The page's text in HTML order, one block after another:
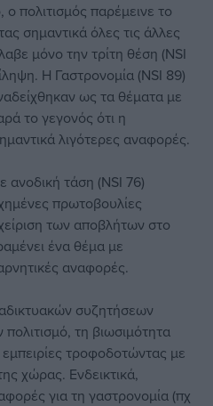
ο πολιτισμός παρέμεινε το
σημαντικά όλες τις άλλες
μόνο την τρίτη θέση (NSI
Η Γαστρονομία (NSI 89)
ως τα θέματα με
το γεγονός ότι η
λιγότερες αναφορές.
ανοδική τάση (ΝSI 76)
πρωτοβουλίες
των αποβλήτων στο
ένα θέμα με
αναφορές.
συζητήσεων
τη βιωσιμότητα
εμπειρίες τροφοδοτώντας με
χώρας. Ενδεικτικά,
για τη γαστρονομία (πχ